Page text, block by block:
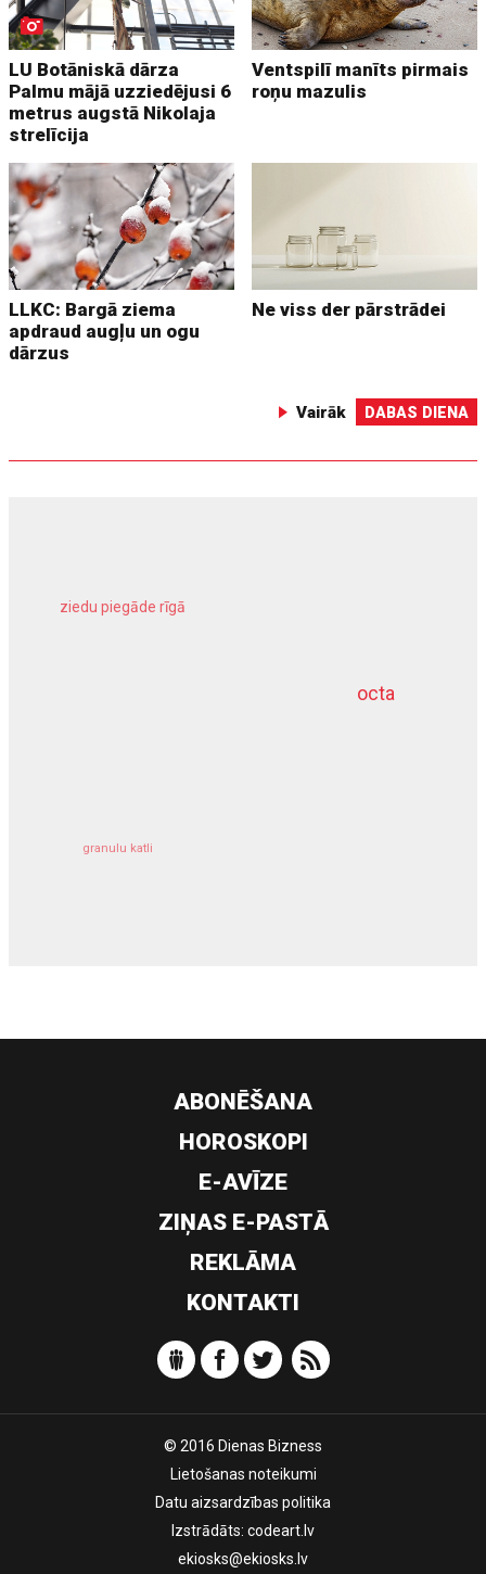
LU Botāniskā dārza
Palmu mājā uzziedējusi 6
metrus augstā Nikolaja
strelīcija
Ventspilī manīts pirmais
roņu mazulis
LLKC: Bargā ziema
apdraud augļu un ogu
dārzus
Ne viss der pārstrādei
Vairāk DABAS DIENA
octa
ziedu piegāde rīgā
granulu katli
dziļurbums
ABONĒŠANA
HOROSKOPI
E-AVĪZE
ZIŅAS E-PASTĀ
REKLĀMA
KONTAKTI
© 2016 Dienas Bizness
Lietošanas noteikumi
Datu aizsardzības politika
Izstrādāts: codeart.lv
ekiosks@ekiosks.lv